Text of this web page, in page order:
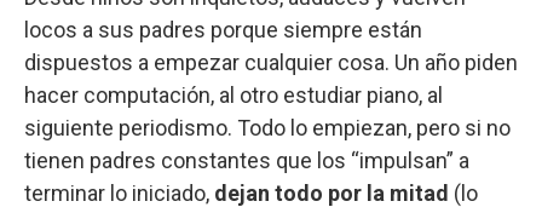
locos a sus padres porque siempre están
dispuestos a empezar cualquier cosa. Un año piden
hacer computación, al otro estudiar piano, al
siguiente periodismo. Todo lo empiezan, pero si no
tienen padres constantes que los “impulsan” a
terminar lo iniciado, dejan todo por la mitad (lo